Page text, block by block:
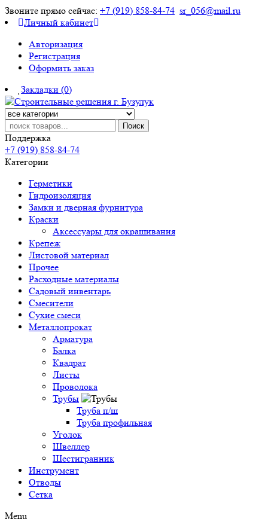
Звоните прямо сейчас: +7 (919) 858-84-74 sr_056@mail.ru
Личный кабинет
Авторизация
Регистрация
Оформить заказ
Закладки (0)
Поиск
Поддержка
+7 (919) 858-84-74
Категории
Герметики
Гидроизоляция
Замки и дверная фурнитура
Краски
Аксессуары для окрашивания
Крепеж
Листовой материал
Прочее
Расходные материалы
Садовый инвентарь
Смесители
Сухие смеси
Металлопрокат
Арматура
Балка
Квадрат
Листы
Проволока
Трубы
Труба п/ш
Труба профильная
Уголок
Швеллер
Шестигранник
Инструмент
Отводы
Сетка
Menu